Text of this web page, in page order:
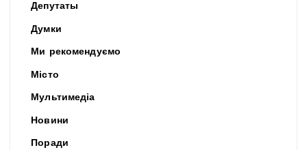
Депутаты
Думки
Ми рекомендуємо
Місто
Мультимедіа
Новини
Поради